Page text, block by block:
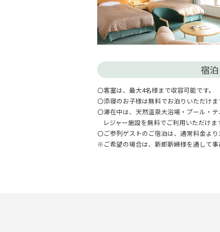
宿泊
〇客室は、最大4名様まで収容可能です。
〇添寝のお子様は無料でお泊りいただけま
〇滞在中は、天然温泉大浴場・プール・
レジャー施設を無料でご利用いただけま
〇ご参列ゲストのご宿泊は、通常料金よ
※ご希望の場合は、新郎新婦様を通して